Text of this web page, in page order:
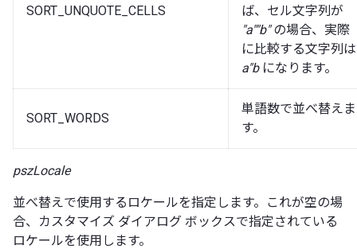
SORT_UNQUOTE_CELLS
ば、セル文字列が
"a""b"の場合、実際
に比較する文字列は
a"bになります。
SORT_WORDS
単語数で並べ替えま
す。
pszLocale
並べ替えで使用するロケールを指定します。これが空の場
合、カスタマイズ ダイアログ ボックスで指定されている
ロケールを使用します。